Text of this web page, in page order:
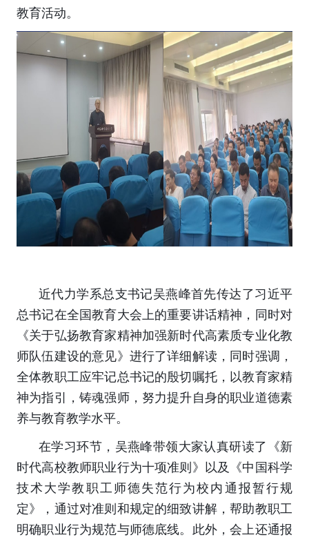
教育活动。
近代力学系总支书记吴燕峰首先传达了习近平
总书记在全国教育大会上的重要讲话精神，同时对
《关于弘扬教育家精神加强新时代高素质专业化教
师队伍建设的意见》进行了详细解读，同时强调，
全体教职工应牢记总书记的殷切嘱托，以教育家精
神为指引，铸魂强师，努力提升自身的职业道德素
养与教育教学水平。
在学习环节，吴燕峰带领大家认真研读了《新
时代高校教师职业行为十项准则》以及《中国科学
技术大学教职工师德失范行为校内通报暂行规
定》，通过对准则和规定的细致讲解，帮助教职工
明确职业行为规范与师德底线。此外，会上还通报